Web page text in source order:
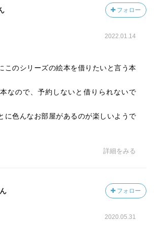
フォロー
2022.01.14
このシリーズの絵本を借りたいと言う本
なので、予約しないと借りられないで
に色んなお部屋があるのが楽しいようで
詳細をみる
フォロー
2020.05.31